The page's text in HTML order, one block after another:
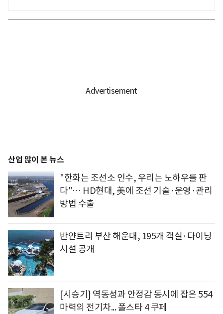
산업 많이 본 뉴스
"한화는 조선소 인수, 우리는 노하우를 판
다"… HD현대, 美에 조선 기술·운영·관리
방법 수출
반얀트리 부산 해운대, 195개 객실·다이닝
시설 공개
[시승기] 역동성과 안정감 동시에 잡은 554
마력의 전기차... 폴스타 4 쿠페